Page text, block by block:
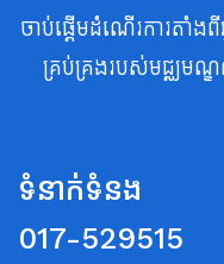
ចាប់ផ្តើមដំណើរការតាំង
គ្រប់គ្រងរបស់មជ្ឈមណ្ឌ
ទំនាក់ទំនង
017-529515